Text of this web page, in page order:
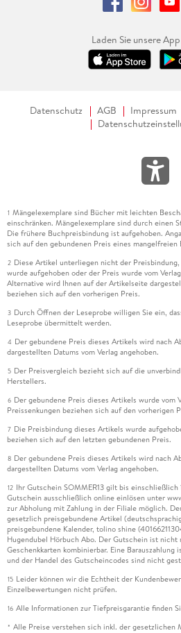
Laden Sie unsere
Datenschutz AGB Impressum
1 Mängelexemplare sind Bücher mit leichten
einschränken. Mängelexemplare sind durch einen
Die frühere Buchpreisbindung ist aufgehoben.
sich auf den gebundenen Preis eines mangelfreien
2 Diese Artikel unterliegen nicht der
wurde aufgehoben oder der Preis wurde vom
Alternative wird Ihnen auf der Artikelseite
beziehen sich auf den vorherigen Preis.
3 Durch Öffnen der Leseprobe willigen Sie ein,
Leseprobe übermittelt werden.
4 Der gebundene Preis dieses Artikels wird nach
dargestellten Datums vom Verlag angehoben.
5 Der Preisvergleich bezieht sich auf die
Herstellers.
6 Der gebundene Preis dieses Artikels wurde vom
Preissenkungen beziehen sich auf den vorherigen
7 Die Preisbindung dieses Artikels wurde
beziehen sich auf den letzten gebundenen Preis.
8 Der gebundene Preis dieses Artikels wird nach
dargestellten Datums vom Verlag angehoben.
12 Ihr Gutschein SOMMER13 gilt bis
Gutschein ausschließlich online einlösen unter
zur Abholung mit Zahlung in der Filiale möglich.
gesetzlich preisgebundene Artikel
preisgebundene Kalender, tolino shine
Hugendubel Hörbuch Abo. Der Gutschein ist nicht
Geschenkkarten kombinierbar. Eine
und der Handel des Gutscheincodes sind nicht
15 Leider können wir die Echtheit der
Einzelbewertungen nicht prüfen.
16 Alle Informationen zur Tiefpreisgarantie finden
* Alle Preise verstehen sich inkl. der gesetzlichen